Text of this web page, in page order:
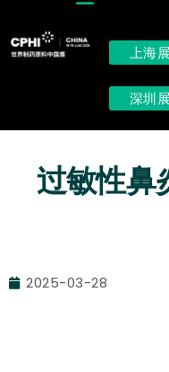
上海展
深圳展
过敏性鼻
2025-03-28